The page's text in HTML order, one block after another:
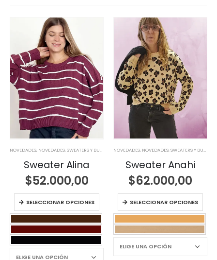
NOVEDADES, NOVEDADES,SWEATERS Y BUZOS
Sweater Alina
$52.000,00
SELECCIONAR OPCIONES
NOVEDADES, NOVEDADES,SWEATERS Y BUZOS
Sweater Anahi
$62.000,00
SELECCIONAR OPCIONES